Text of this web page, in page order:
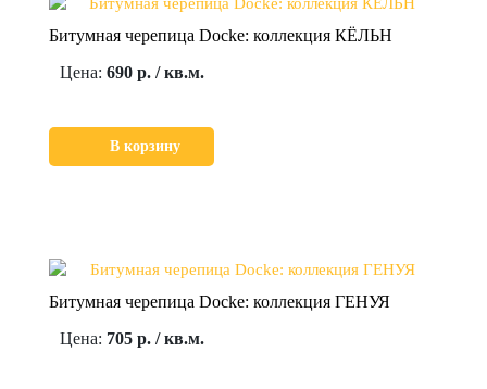
Битумная черепица Docke: коллекция КЁЛЬН
Цена: 690 р. / кв.м.
В корзину
Битумная черепица Docke: коллекция ГЕНУЯ
Цена: 705 р. / кв.м.